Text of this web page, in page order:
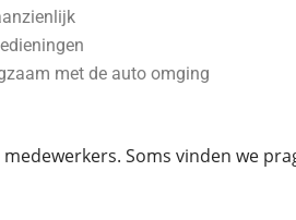
met de auto omging
Soms vinden we